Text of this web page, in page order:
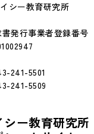
シー教育研究所
発行事業者登録番号
241-5501
241-5509
シー教育研究所